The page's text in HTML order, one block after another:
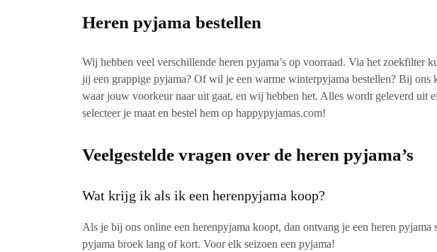
Heren pyjama bestellen
Wij hebben veel verschillende heren pyjama’s op voorraad. Via het zoekfilter
jij een grappige pyjama? Of wil je een warme winterpyjama bestellen? Bij ons
waar jouw voorkeur naar uit gaat, en wij hebben het. Alles wordt geleverd uit
selecteer je maat en bestel hem op happypyjamas.com!
Veelgestelde vragen over de heren pyjama’s
Wat krijg ik als ik een herenpyjama koop?
Als je bij ons online een herenpyjama koopt, dan ontvang je een heren
pyjama broek lang of kort. Voor elk seizoen een pyjama!